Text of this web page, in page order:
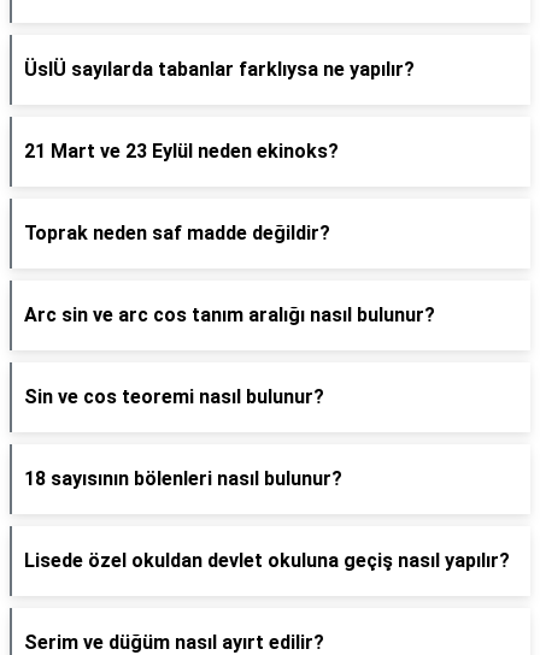
ÜslÜ sayılarda tabanlar farklıysa ne yapılır?
21 Mart ve 23 Eylül neden ekinoks?
Toprak neden saf madde değildir?
Arc sin ve arc cos tanım aralığı nasıl bulunur?
Sin ve cos teoremi nasıl bulunur?
18 sayısının bölenleri nasıl bulunur?
Lisede özel okuldan devlet okuluna geçiş nasıl yapılır?
Serim ve düğüm nasıl ayırt edilir?